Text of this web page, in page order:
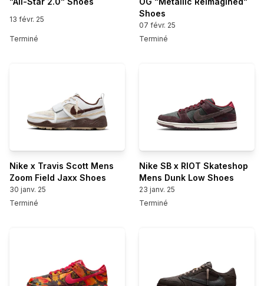
13 févr. 25
Terminé
Shoes
07 févr. 25
Terminé
Nike x Travis Scott Mens
Zoom Field Jaxx Shoes
30 janv. 25
Terminé
Nike SB x RIOT Skateshop
Mens Dunk Low Shoes
23 janv. 25
Terminé